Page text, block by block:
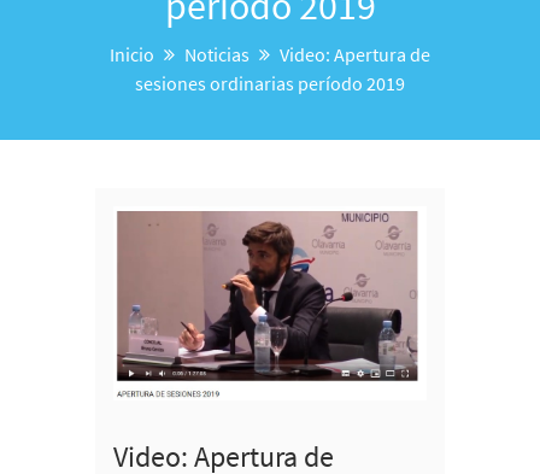
Inicio Noticias
Video: Apertura de
sesiones ordinarias período 2019
Video: Apertura de